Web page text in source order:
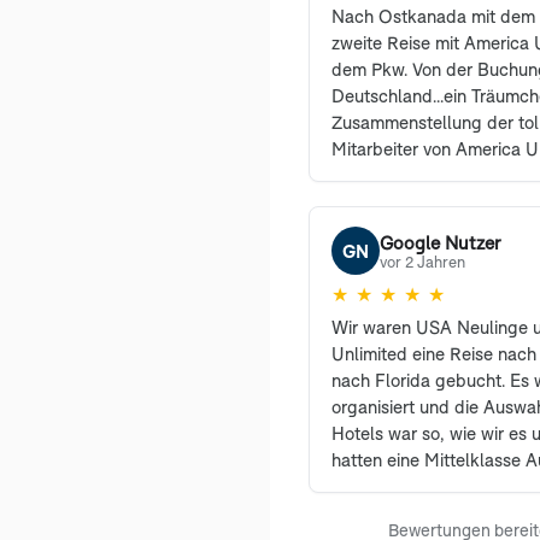
Nach Ostkanada mit
zweite Reise mit America
dem Pkw. Von der
Deutschland...ein
Zusammenstellung der
Mitarbeiter von America
sehr freundlich
den Profis waren
können und werden
weiterempfehlen. Auch
begeistert und sind es
Dank an Herrn Sanders
Kolleginnen von America
Vorzeichen dieser Reise
nur soviel. Die Einreise
die Bühne. Der
aber nicht unfreundlich.
Schalter von gefühlt 40
Einreise leider in die
GN Google Nutzer
vor 2 Jahren
★ ★ ★ ★ ★
Wir waren USA Neulinge
Unlimited eine Reise
nach Florida gebucht. Es
organisiert und die
Hotels war so, wie wir es
hatten eine Mittelklasse
Bewertungen